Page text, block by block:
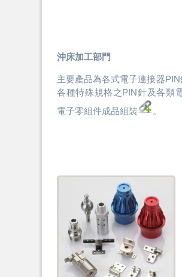
沖床加工部門
主要產品為各式電子連接器
各種特殊規格之PIN針及各類
電子零組件成品組裝
。